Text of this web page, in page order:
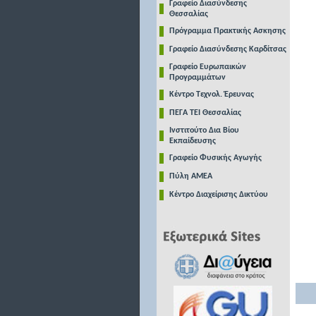
Γραφείο Διασύνδεσης
Θεσσαλίας
Πρόγραμμα Πρακτικής Ασκησης
Γραφείο Διασύνδεσης Καρδίτσας
Γραφείο Ευρωπαικών
Προγραμμάτων
Κέντρο Τεχνολ. Έρευνας
ΠΕΓΑ ΤΕΙ Θεσσαλίας
Ινστιτούτο Δια Βίου
Εκπαίδευσης
Γραφείο Φυσικής Αγωγής
Πύλη ΑΜΕΑ
Κέντρο Διαχείρισης Δικτύου